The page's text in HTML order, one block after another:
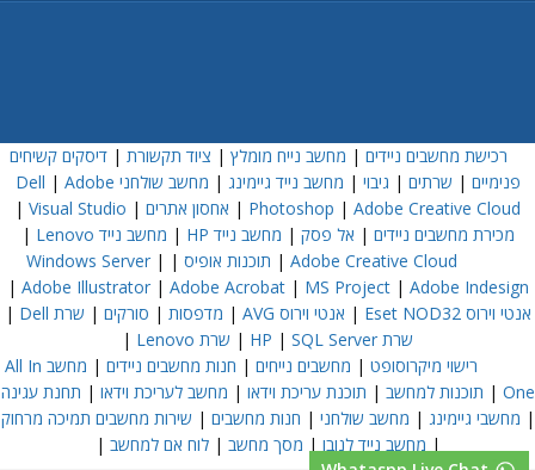
רכישת מחשבים ניידים | מחשב נייח מומלץ | ציוד תקשורת |דיסקים קשיחים
פנימיים | שרתים | גיבוי | מחשב נייד גיימינג | מחשב שולחני Dell | Adobe
Photoshop | Adobe Creative Cloud
| אחסון אתרים |
Visual Studio
|
מכירת מחשבים ניידים | אל פסק | מחשב נייד HP | מחשב נייד Lenovo
|
Adobe Creative Cloud
| תוכנות אופיס |
Windows Server|
Adobe Illustrator| Adobe Acrobat| MS Project| Adobe Indesign
|
אנטי וירוס Eset NOD32
| אנטי וירוס AVG | מדפסות | סורקים | שרת Dell
|
שרת HP
| SQL Server
| שרת Lenovo
|
רישוי מיקרוסופט | מחשבים נייחים | חנות מחשבים ניידים |
מחשב All In
One
| תוכנות למחשב | תוכנת עריכת וידאו | מחשב לעריכת וידאו | תחנת עגינה
| מחשבי גיימינג | מחשב שולחני | חנות מחשבים | שירות מחשבים תמיכה מרחוק
| מחשב נייד לנובו | מסך מחשב |לוח אם למחשב |